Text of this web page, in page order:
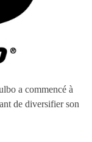
a commencé à
de diversifier son